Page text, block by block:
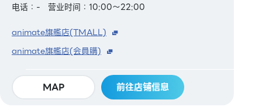
电话：-
营业时间：10:00～22:00
animate旗艦店(TMALL)
animate旗艦店(会員購)
MAP 前往店铺信息